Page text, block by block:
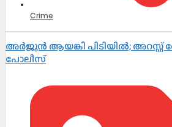
Crime
അർജുൻ ആയങ്കി പിടിയിൽ; അറസ്റ്റ്
പോലീസ്